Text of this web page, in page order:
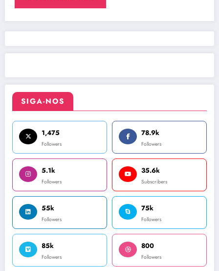
SIGA-NOS
1,475
Followers
78.9k
Followers
5.1k
Followers
35.6k
Subscribers
55k
Followers
75k
Followers
85k
Followers
800
Followers